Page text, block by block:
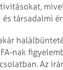
társadalmi
nak
Az